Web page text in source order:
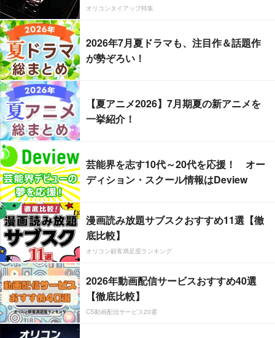
オリコンタイアップ特集
2026年7月夏ドラマも、注目作＆話題作
が勢ぞろい！
【夏アニメ2026】7月期夏の新アニメを
一挙紹介！
芸能界を志す10代～20代を応援！ オー
ディション・スクール情報はDeview
漫画読み放題サブスクおすすめ11選【徹
底比較】
オリコン顧客満足度ランキング
2026年動画配信サービスおすすめ40選
【徹底比較】
CS動画配信サービス20選